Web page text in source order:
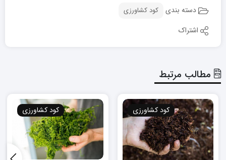
دسته بندی کود کشاورزی
اشتراک
مطالب مرتبط
کود کشاورزی کود کشاورزی